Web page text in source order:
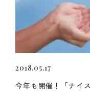
2018.05.17
今年も開催！「ナイ